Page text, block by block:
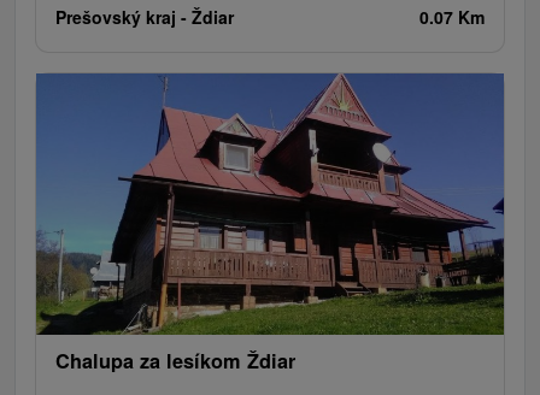
Prešovský kraj - Ždiar 0.07 Km
Chalupa za lesíkom Ždiar